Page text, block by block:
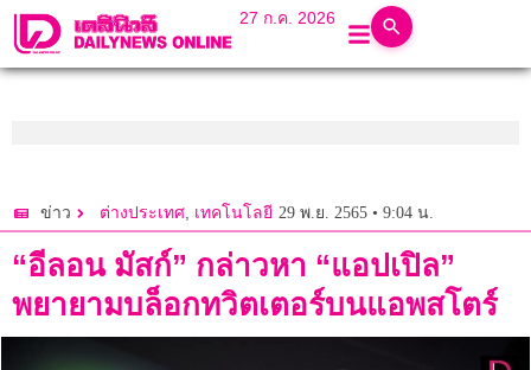
27 ก.ค. 2026
ข่าว ต่างประเทศ, เทคโนโลยี 29 พ.ย. 2565 • 9:04 น.
“อีลอน มัสก์” กล่าวหา “แอปเปิล”
พยายามบล็อกทวิตเตอร์บนแอพสโตร์